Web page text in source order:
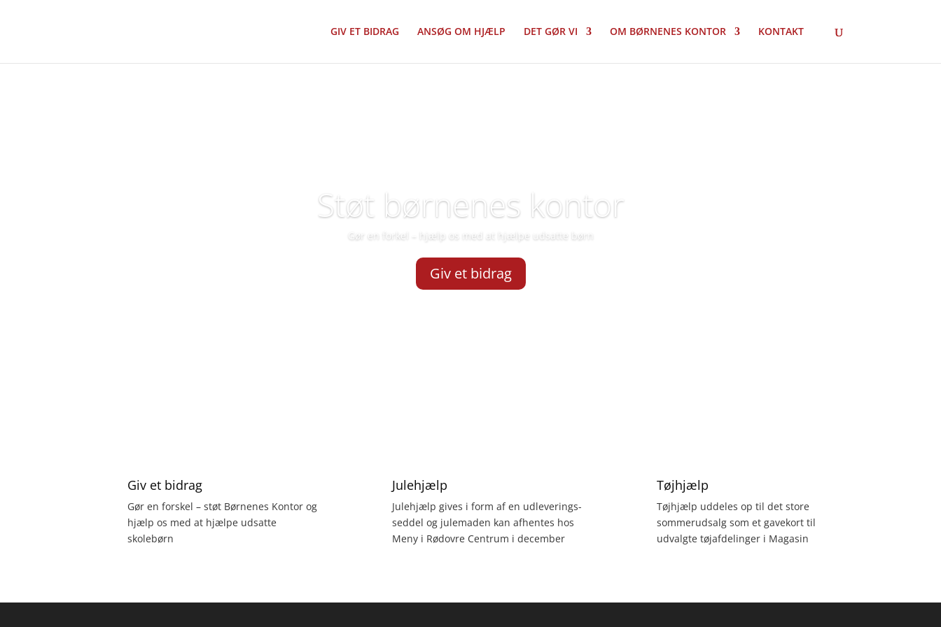
GIV ET BIDRAG ANSØG OM HJÆLP DET GØR VI OM BØRNENES KONTOR KONTAKT
Støt børnenes kontor
Gør en forkel – hjælp os med at hjælpe udsatte børn
Giv et bidrag
Giv et bidrag
Gør en forskel – støt Børnenes Kontor og
hjælp os med at hjælpe udsatte
skolebørn
Julehjælp
Julehjælp gives i form af en udleverings-
seddel og julemaden kan afhentes hos
Meny i Rødovre Centrum i december
Tøjhjælp
Tøjhjælp uddeles op til det store
sommerudsalg som et gavekort til
udvalgte tøjafdelinger i Magasin